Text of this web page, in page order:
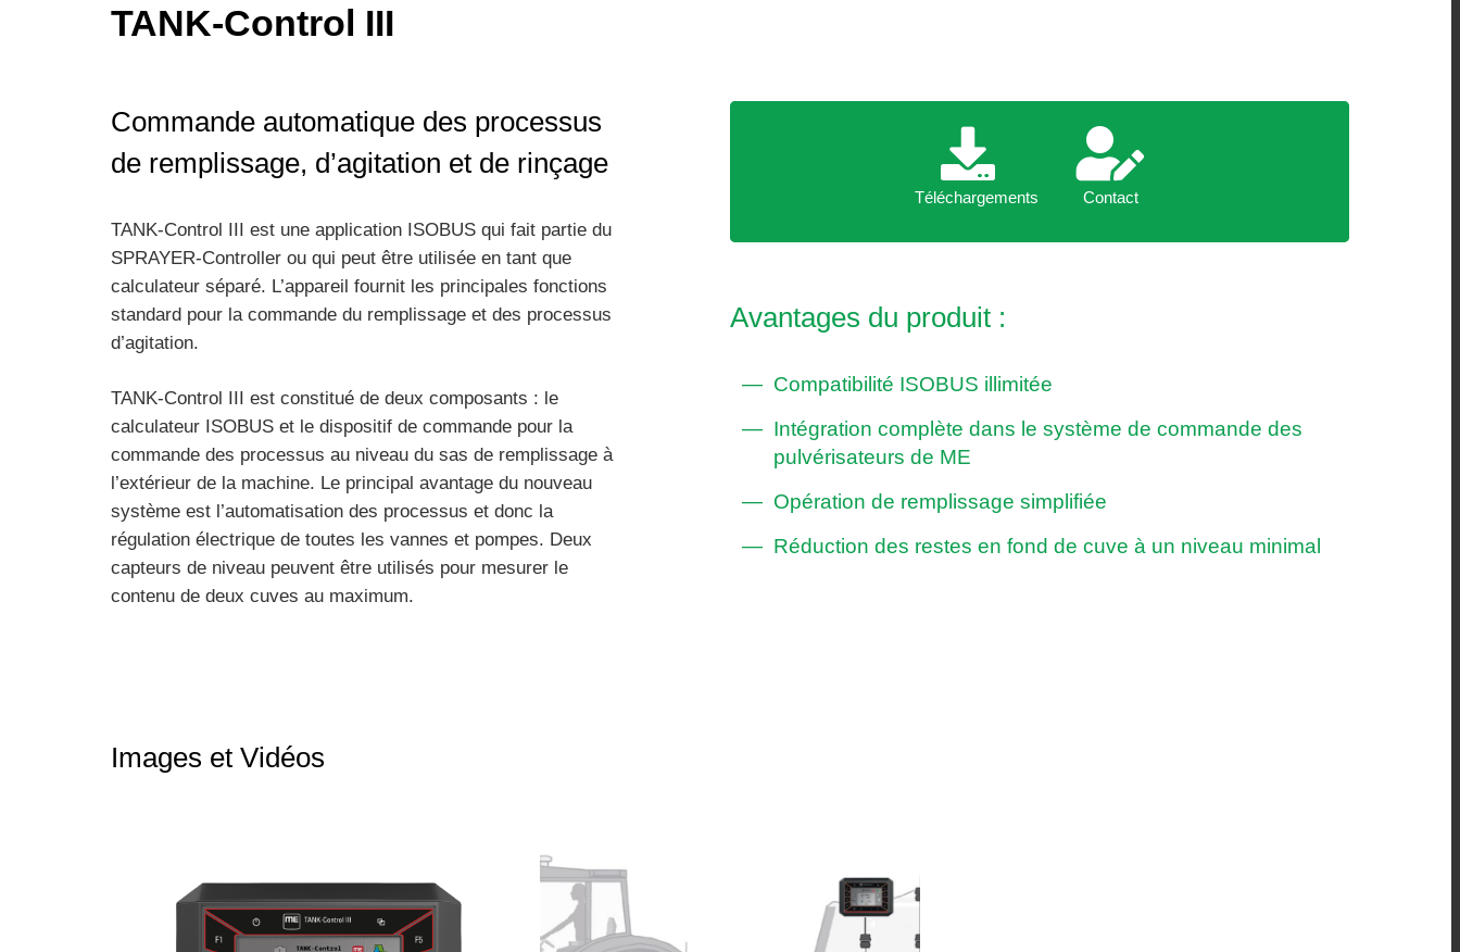
TANK-Control III
Commande automatique des processus
de remplissage, d’agitation et de rinçage
TANK-Control III est une application ISOBUS qui fait partie du
SPRAYER-Controller ou qui peut être utilisée en tant que
calculateur séparé. L’appareil fournit les principales fonctions
standard pour la commande du remplissage et des processus
d’agitation.
TANK-Control III est constitué de deux composants : le
calculateur ISOBUS et le dispositif de commande pour la
commande des processus au niveau du sas de remplissage à
l’extérieur de la machine. Le principal avantage du nouveau
système est l’automatisation des processus et donc la
régulation électrique de toutes les vannes et pompes. Deux
capteurs de niveau peuvent être utilisés pour mesurer le
contenu de deux cuves au maximum.
Téléchargements Contact
Téléchargements Contact
Avantages du produit :
Compatibilité ISOBUS illimitée
Intégration complète dans le système de commande des
pulvérisateurs de ME
Opération de remplissage simplifiée
Réduction des restes en fond de cuve à un niveau minimal
Images et Vidéos